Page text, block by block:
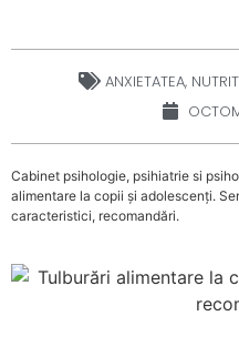
ANXIETATEA,
Cabinet psihologie, psihiatrie si
alimentare la copii și adolescenți.
caracteristici, recomandări.